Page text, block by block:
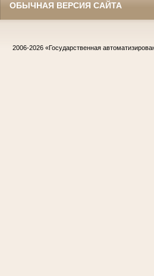
ОБЫЧНАЯ ВЕРСИЯ САЙТА
2006-2026 «Государственная